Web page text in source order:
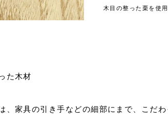
木目の整った栗を使
た木材
、家具の引き手などの細部にまで、こだ